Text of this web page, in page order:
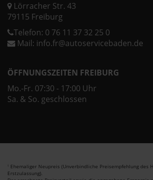
Lörracher Str. 43
79115 Freiburg
Telefon: 0 76 11 37 32 25 0
Mail: info.fr@autoservicebaden.de
ÖFFNUNGSZEITEN FREIBURG
Mo.-Fr. 07:30 - 17:00 Uhr
Sa. & So. geschlossen
1 Ehemaliger Neupreis (Unverbindliche Preisempfehlung des
Erstzulassung).